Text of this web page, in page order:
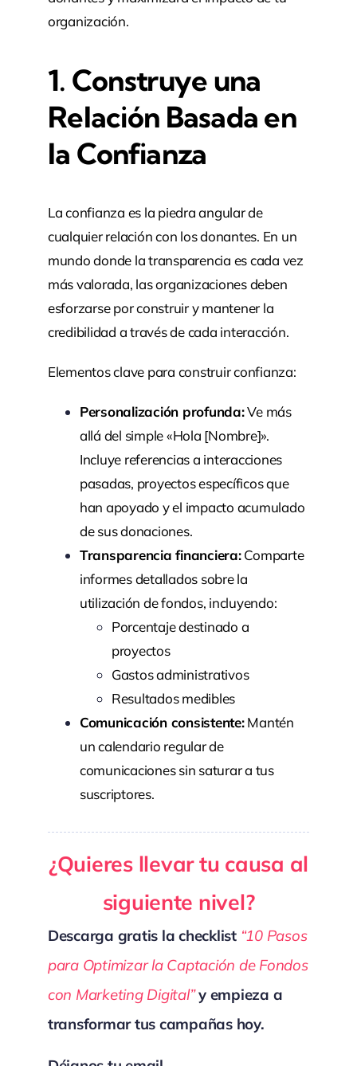
organización.
1. Construye una
Relación Basada en
la Confianza
La confianza es la piedra angular de
cualquier relación con los donantes. En un
mundo donde la transparencia es cada vez
más valorada, las organizaciones deben
esforzarse por construir y mantener la
credibilidad a través de cada interacción.
Elementos clave para construir confianza:
Personalización profunda:Ve más
allá del simple «Hola [Nombre]».
Incluye referencias a interacciones
pasadas, proyectos específicos que
han apoyado y el impacto acumulado
de sus donaciones.
Transparencia financiera:Comparte
informes detallados sobre la
utilización de fondos, incluyendo:
Porcentaje destinado a
proyectos
Gastos administrativos
Resultados medibles
Comunicación consistente:Mantén
un calendario regular de
comunicaciones sin saturar a tus
suscriptores.
¿Quieres llevar tu causa al
siguiente nivel?
Descarga gratis la checklist “10 Pasos
para Optimizar la Captación de Fondos
con Marketing Digital”y empieza a
transformar tus campañas hoy.